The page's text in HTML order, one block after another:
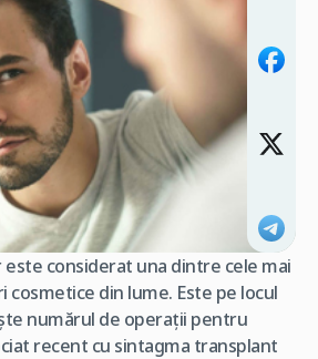
considerat una dintre cele mai
din lume. Este pe locul
numărul de operații pentru
recent cu sintagma transplant